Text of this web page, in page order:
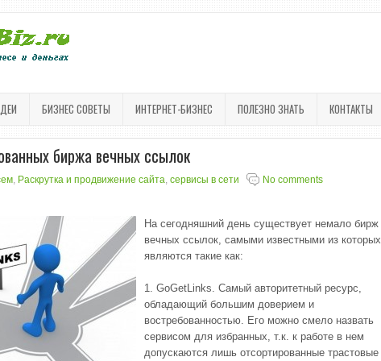
БИЗНЕС СОВЕТЫ ИНТЕРНЕТ-БИЗНЕС ПОЛЕЗНО ЗНАТЬ КОНТАКТЫ
биржа вечных ссылок
, Раскрутка и продвижение сайта, сервисы в сети No comments
На сегодняшний день существует немало бирж
вечных ссылок, самыми известными из которых
являются такие как:
1. GoGetLinks. Самый авторитетный ресурс,
обладающий большим доверием и
востребованностью. Его можно смело назвать
сервисом для избранных, т.к. к работе в нем
допускаются лишь отсортированные трастовые